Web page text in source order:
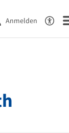
Anmelden